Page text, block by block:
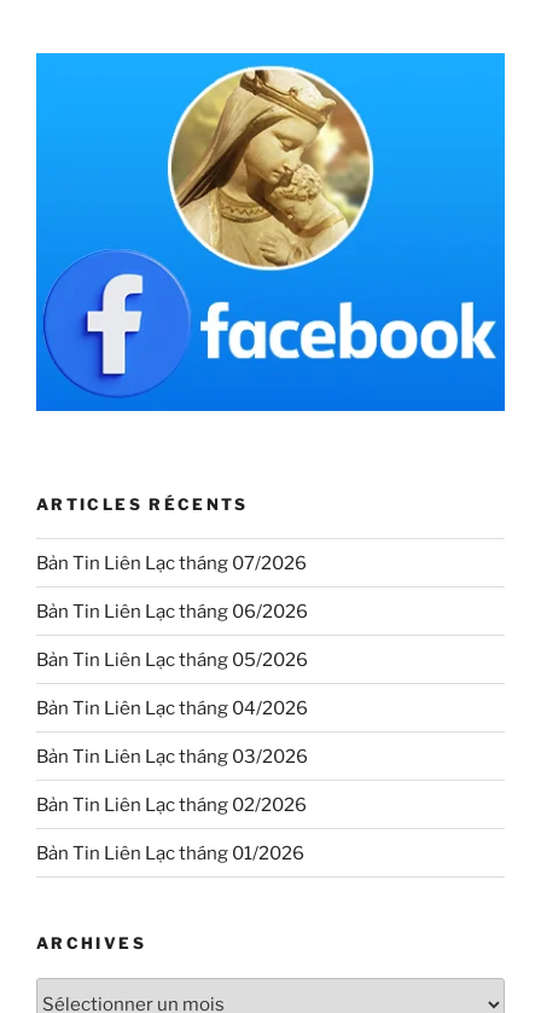
ARTICLES RÉCENTS
Bản Tin Liên Lạc tháng 07/2026
Bản Tin Liên Lạc tháng 06/2026
Bản Tin Liên Lạc tháng 05/2026
Bản Tin Liên Lạc tháng 04/2026
Bản Tin Liên Lạc tháng 03/2026
Bản Tin Liên Lạc tháng 02/2026
Bản Tin Liên Lạc tháng 01/2026
ARCHIVES
Archives